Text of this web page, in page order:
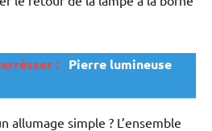
:
Pierre lumineuse
allumage simple ? L’ensemble